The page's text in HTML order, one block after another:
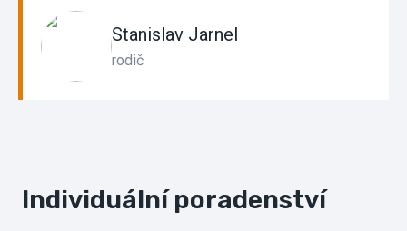
Stanislav Jarnel
rodič
Individuální poradenství